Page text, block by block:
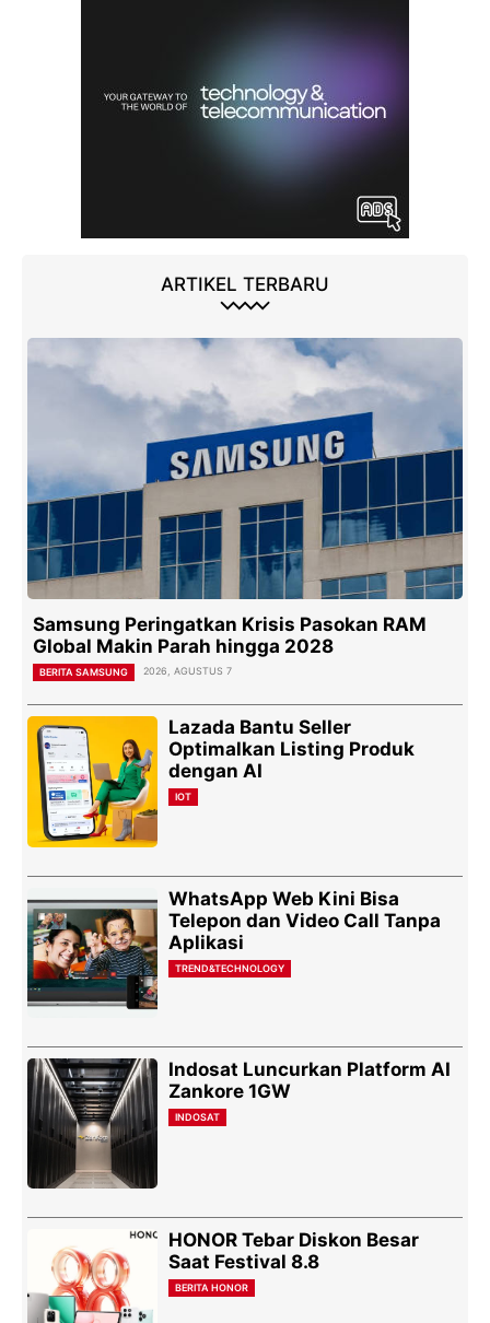
ARTIKEL TERBARU
Samsung Peringatkan Krisis Pasokan RAM
Global Makin Parah hingga 2028
BERITA SAMSUNG 2026, AGUSTUS 7
Lazada Bantu Seller
Optimalkan Listing Produk
dengan AI
IOT
WhatsApp Web Kini Bisa
Telepon dan Video Call Tanpa
Aplikasi
TREND&TECHNOLOGY
Indosat Luncurkan Platform AI
Zankore 1GW
INDOSAT
HONOR Tebar Diskon Besar
Saat Festival 8.8
BERITA HONOR